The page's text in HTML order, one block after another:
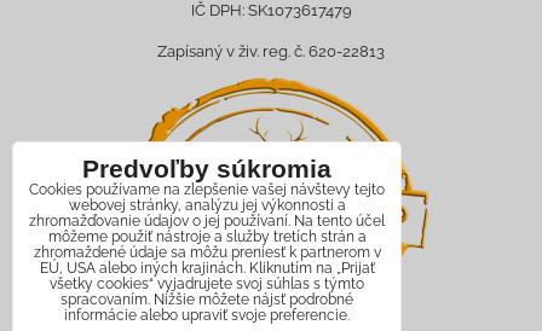
IČ DPH: SK1073617479
Zapísaný v živ. reg. č. 620-22813
Predvoľby súkromia
Cookies používame na zlepšenie vašej návštevy tejto
webovej stránky, analýzu jej výkonnosti a
zhromažďovanie údajov o jej používaní. Na tento účel
môžeme použiť nástroje a služby tretích strán a
zhromaždené údaje sa môžu preniesť k partnerom v
EÚ, USA alebo iných krajinách. Kliknutím na „Prijať
všetky cookies“ vyjadrujete svoj súhlas s týmto
spracovaním. Nižšie môžete nájsť podrobné
informácie alebo upraviť svoje preferencie.